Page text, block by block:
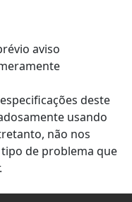
1. 3/4 - 10 X 4 RP 316
(A4)
2. 1. 7/8 - 9 X 3 RP
(A4)
2. 1. 7/8 - 9 X 3-1/2
(A4)
2. 1. 7/8 - 9 X 4 RP
aviso
deste
usando
não nos
de problema que